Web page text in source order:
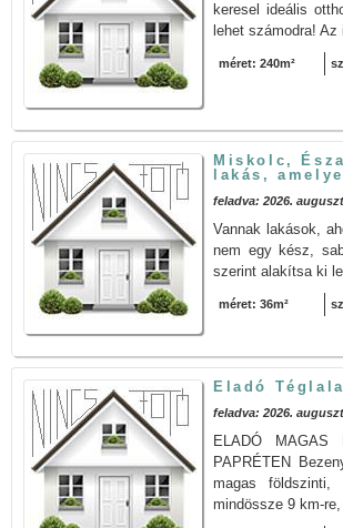
keresel ideális
lehet számodra!
méret: 240m²
Miskolc,
lakás,
feladva: 2026.
Vannak lakások,
nem egy kész,
szerint alakítsa ki
méret: 36m²
Eladó
feladva: 2026.
ELADÓ MAGAS
PAPRÉTEN
magas földszinti,
mindössze 9 km-